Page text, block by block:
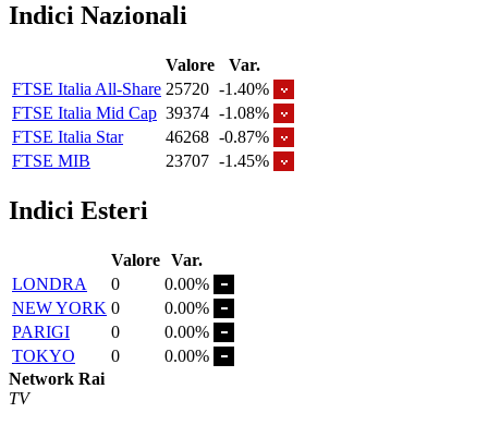
Indici Nazionali
Valore
Var.
FTSE Italia All-Share 25720 -1.40%
FTSE Italia Mid Cap 39374 -1.08%
FTSE Italia Star
46268 -0.87%
FTSE MIB
23707 -1.45%
Indici Esteri
Valore Var.
LONDRA
0
0.00%
NEW YORK 0
0.00%
PARIGI
0
0.00%
TOKYO
0
0.00%
Network Rai
TV